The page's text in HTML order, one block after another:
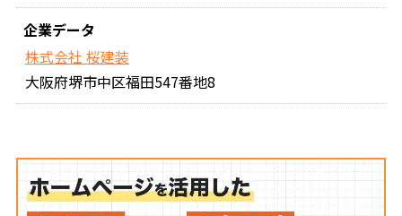
企業データ
株式会社 桜建装
大阪府堺市中区福田547番地8